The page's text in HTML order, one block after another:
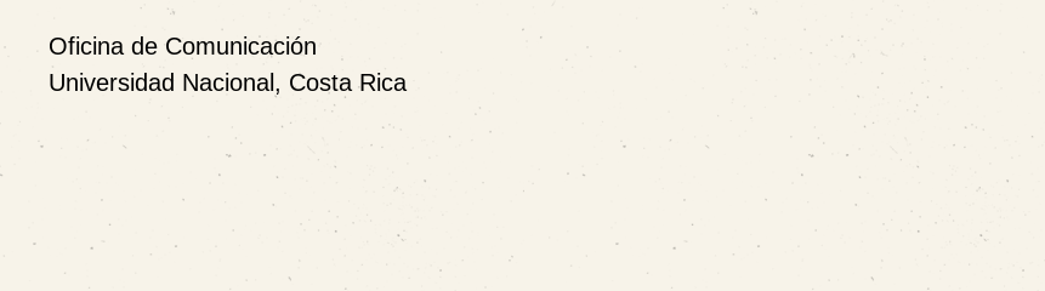
Oficina de Comunicación
Universidad Nacional, Costa Rica